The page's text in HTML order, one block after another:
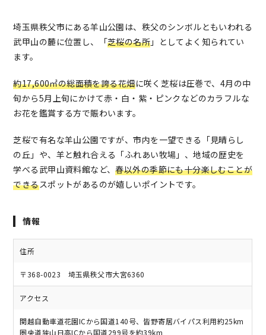
埼玉県秩父市にある羊山公園は、秩父のシンボルともいわれる
武甲山の麓に位置し、「芝桜の名所 」としてよく知られてい
ます。
約17,600㎡の総面積を誇る花畑に咲く芝桜は圧巻で、4月の中
旬から5月上旬にかけて赤・白・紫・ピンクなどのカラフルな
お花を鑑賞する方で賑わいます。
芝桜で有名な羊山公園ですが、市内を一望できる「見晴らし
の丘」や、羊と触れ合える「ふれあい牧場」、地域の歴史を
学べる武甲山資料館など、春以外の季節にも十分楽しむことが
できるスポットがあるのが嬉しいポイントです。
情報
住所
〒368-0023 埼玉県秩父市大宮6360
アクセス
関越自動車道花園ICから国道140号、皆野寄居バイパス利用約25km
圏央道狭山日高ICから国道299号を約39km